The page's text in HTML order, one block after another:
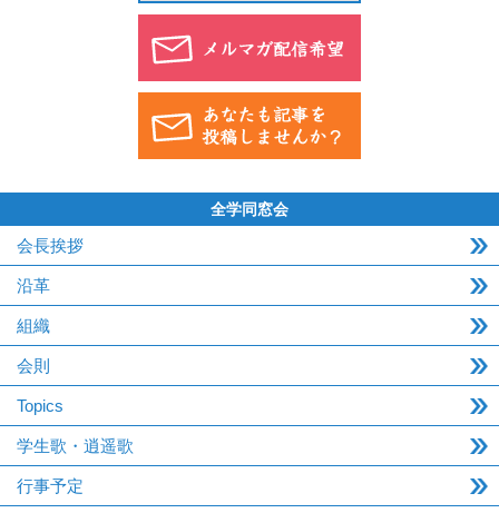
全学同窓会
会長挨拶
沿革
組織
会則
Topics
学生歌・逍遥歌
行事予定